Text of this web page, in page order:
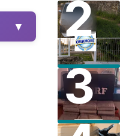
▼